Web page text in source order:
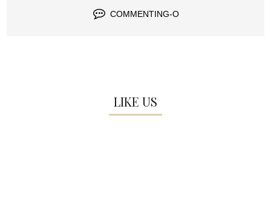
COMMENTING-O
LIKE US